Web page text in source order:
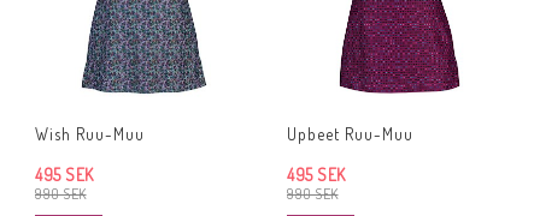
Wish Ruu-Muu
990 SEK
495 SEK
Upbeet Ruu-Muu
990 SEK
495 SEK